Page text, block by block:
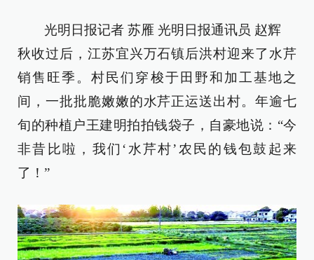
光明日报记者 苏雁 光明日报通讯员 赵辉
秋收过后，江苏宜兴万石镇后洪村迎来了水芹
销售旺季。村民们穿梭于田野和加工基地之
间，一批批脆嫩嫩的水芹正运送出村。年逾七
旬的种植户王建明拍拍钱袋子，自豪地说：“今
非昔比啦，我们‘水芹村’农民的钱包鼓起来
了！”